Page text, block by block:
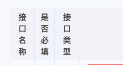
接
口
名
称
是
否
必
填
接
口
类
型